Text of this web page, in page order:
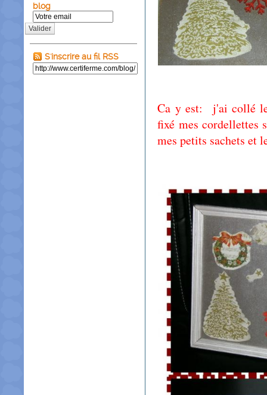
blog
Valider
S'inscrire au fil RSS
Ca y est: j'ai collé
fixé mes cordellettes
mes petits sachets et